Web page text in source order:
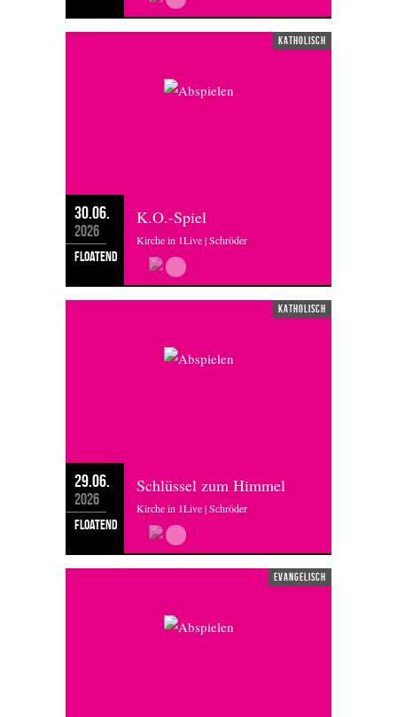
katholisch
30.06.
2026
floatend
K.O.-Spiel
Kirche in 1Live | Schröder
katholisch
29.06.
2026
floatend
Schlüssel zum Himmel
Kirche in 1Live | Schröder
evangelisch